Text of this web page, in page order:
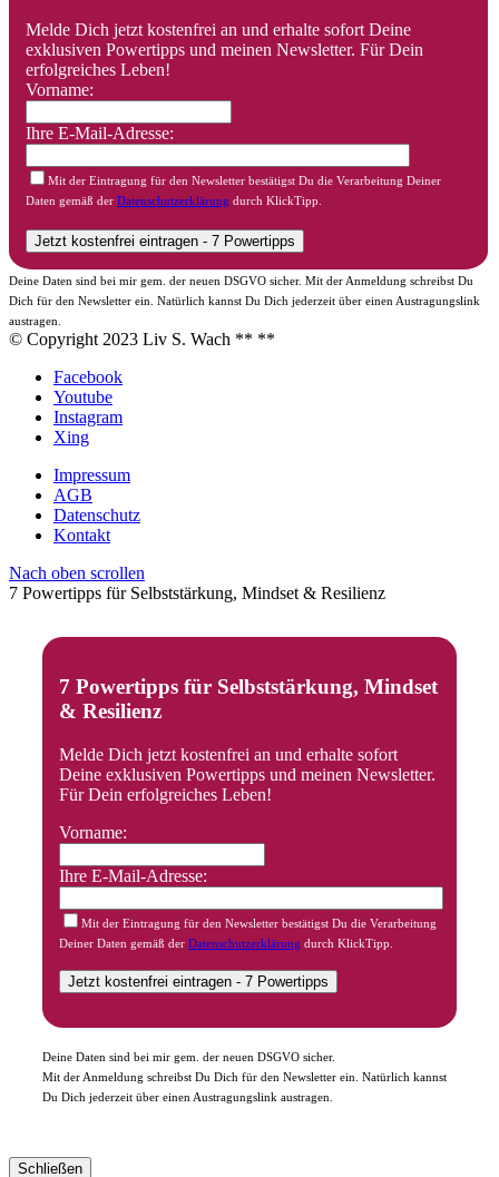
Melde Dich jetzt kostenfrei an und erhalte sofort Deine
exklusiven Powertipps und meinen Newsletter. Für Dein
erfolgreiches Leben!
Vorname:
Ihre E-Mail-Adresse:
Mit der Eintragung für den Newsletter bestätigst Du die Verarbeitung Deiner
Daten gemäß der Datenschutzerklärung durch KlickTipp.
Deine Daten sind bei mir gem. der neuen DSGVO sicher. Mit der Anmeldung schreibst Du
Dich für den Newsletter ein. Natürlich kannst Du Dich jederzeit über einen Austragungslink
austragen.
© Copyright 2023 Liv S. Wach ** **
Facebook
Youtube
Instagram
Xing
Impressum
AGB
Datenschutz
Kontakt
Nach oben scrollen
7 Powertipps für Selbststärkung, Mindset & Resilienz
7 Powertipps für Selbststärkung, Mindset
& Resilienz
Melde Dich jetzt kostenfrei an und erhalte sofort
Deine exklusiven Powertipps und meinen Newsletter.
Für Dein erfolgreiches Leben!
Vorname:
Ihre E-Mail-Adresse:
Mit der Eintragung für den Newsletter bestätigst Du die Verarbeitung
Deiner Daten gemäß der Datenschutzerklärung durch KlickTipp.
Deine Daten sind bei mir gem. der neuen DSGVO sicher.
Mit der Anmeldung schreibst Du Dich für den Newsletter ein. Natürlich kannst
Du Dich jederzeit über einen Austragungslink austragen.
Schließen